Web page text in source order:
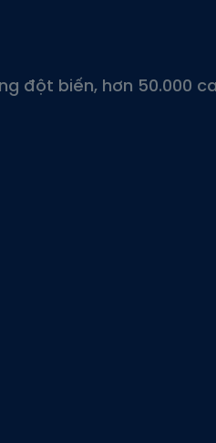
đột biến, hơn 50.000